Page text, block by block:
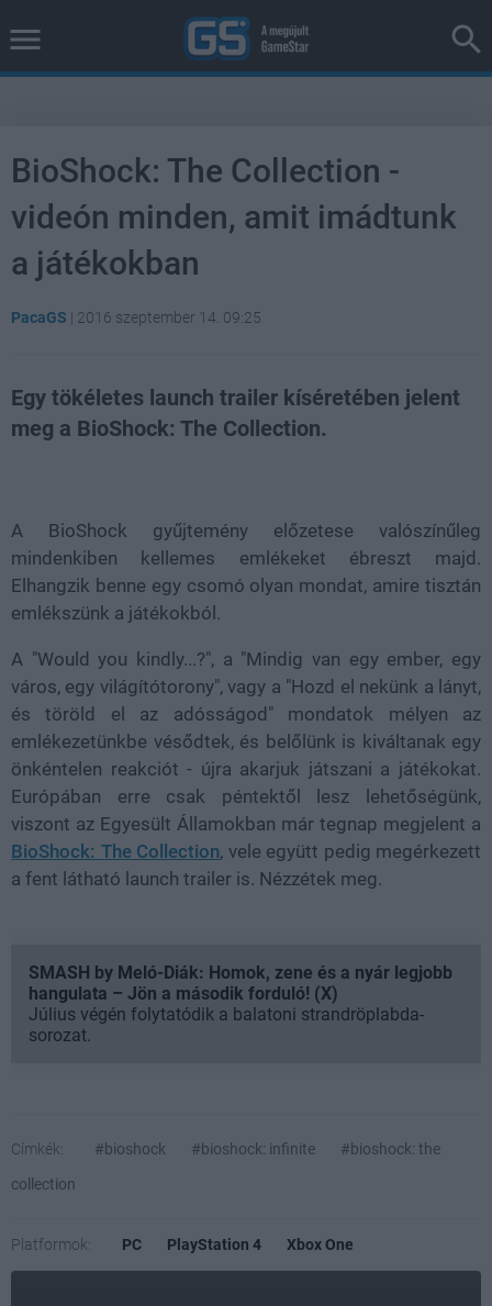
BioShock: The Collection -
videón minden, amit imádtunk
a játékokban
PacaGS | 2016 szeptember 14. 09:25
Egy tökéletes launch trailer kíséretében jelent
meg a BioShock: The Collection.
A BioShock gyűjtemény előzetese valószínűleg
mindenkiben kellemes emlékeket ébreszt majd.
Elhangzik benne egy csomó olyan mondat, amire tisztán
emlékszünk a játékokból.
A "Would you kindly...?", a "Mindig van egy ember, egy
város, egy világítótorony", vagy a "Hozd el nekünk a lányt,
és töröld el az adósságod" mondatok mélyen az
emlékezetünkbe vésődtek, és belőlünk is kiváltanak egy
önkéntelen reakciót - újra akarjuk játszani a játékokat.
Európában erre csak péntektől lesz lehetőségünk,
viszont az Egyesült Államokban már tegnap megjelent a
BioShock: The Collection, vele együtt pedig megérkezett
a fent látható launch trailer is. Nézzétek meg.
SMASH by Meló-Diák: Homok, zene és a nyár legjobb
hangulata – Jön a második forduló! (X)
Július végén folytatódik a balatoni strandröplabda-
sorozat.
Címkék: #bioshock #bioshock: infinite
#bioshock: the
collection
Platformok: PC PlayStation 4 Xbox One